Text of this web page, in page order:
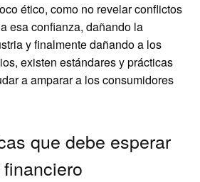
ético, como no revelar conflictos
esa confianza, dañando la
y finalmente dañando a los
existen estándares y prácticas
a amparar a los consumidores
que debe esperar